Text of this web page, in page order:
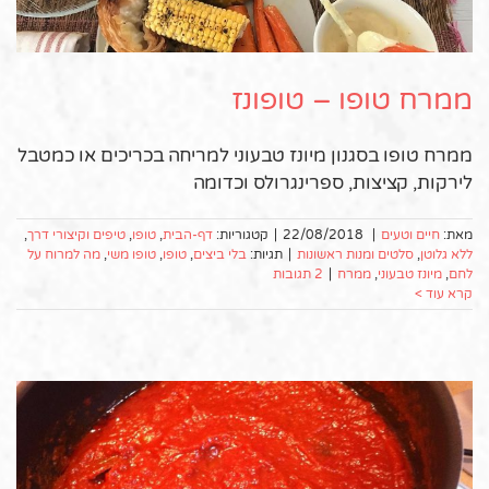
ממרח טופו – טופונז
ממרח טופו בסגנון מיונז טבעוני למריחה בכריכים או כמטבל
לירקות, קציצות, ספרינגרולס וכדומה
מאת: חיים וטעים 22/08/2018 קטגוריות: דף-הבית, טופו, טיפים וקיצורי דרך,
ללא גלוטן, סלטים ומנות ראשונות תגיות: בלי ביצים, טופו, טופו משי, מה למרוח על
לחם, מיונז טבעוני, ממרח
2 תגובות
קרא עוד >